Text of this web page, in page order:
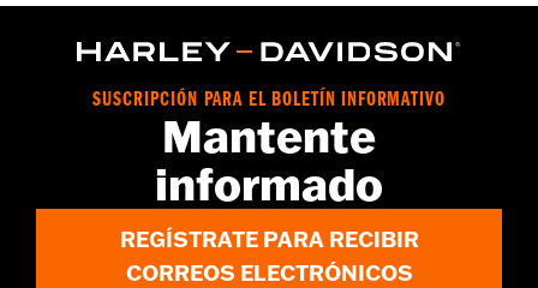
d.com/warrantyfor full details
SUSCRIPCIÓN PARA EL BOLETÍN INFORMATIVO
Mantente
informado
REGÍSTRATE PARA RECIBIR
CORREOS ELECTRÓNICOS